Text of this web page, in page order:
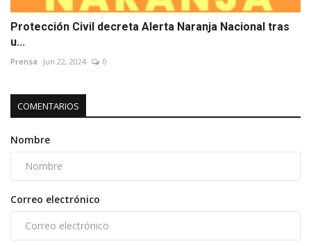
Protección Civil decreta Alerta Naranja Nacional tras
u...
Prensa Jun 22, 2024 0
COMENTARIOS
Nombre
Correo electrónico